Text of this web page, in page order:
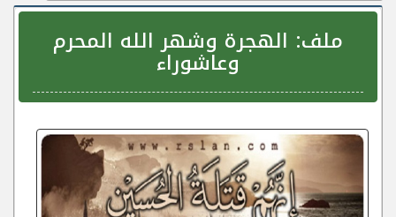
ملف: الهجرة وشهر الله المحرم
وعاشوراء